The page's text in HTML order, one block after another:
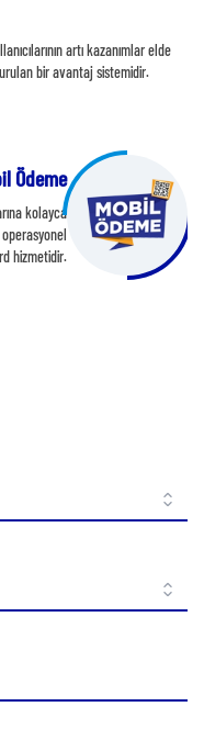
artı kazanımlar elde
bir avantaj sistemidir.
Ödeme
kolayca
hizmetidir.